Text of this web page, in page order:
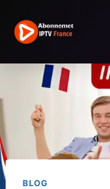
BLOG